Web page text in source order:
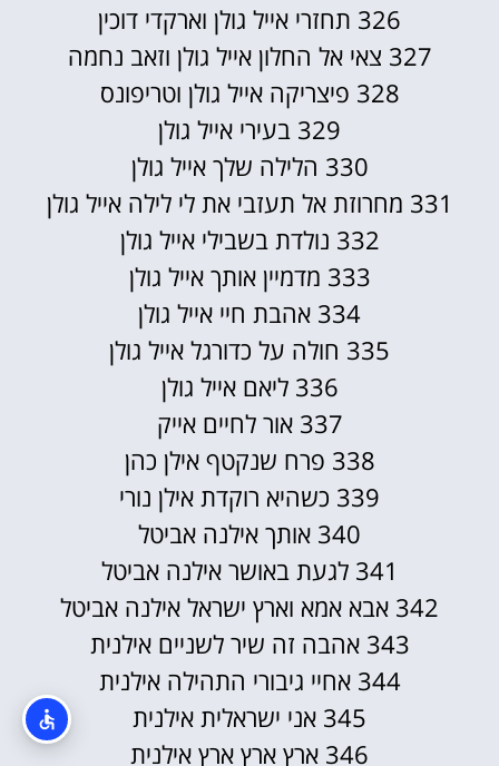
326 תחזרי אייל גולן וארקדי דוכין
327 צאי אל החלון אייל גולן וזאב נחמה
328 פיצריקה אייל גולן וטריפונס
329 בעירי אייל גולן
330 הלילה שלך אייל גולן
331 מחרוזת אל תעזבי את לי לילה אייל גולן
332 נולדת בשבילי אייל גולן
333 מדמיין אותך אייל גולן
334 אהבת חיי אייל גולן
335 חולה על כדורגל אייל גולן
336 ליאם אייל גולן
337 אור לחיים אייק
338 פרח שנקטף אילן כהן
339 כשהיא רוקדת אילן נורי
340 אותך אילנה אביטל
341 לגעת באושר אילנה אביטל
342 אבא אמא וארץ ישראל אילנה אביטל
343 אהבה זה שיר לשניים אילנית
344 אחיי גיבורי התהילה אילנית
345 אני ישראלית אילנית
346 ארץ ארץ ארץ אילנית